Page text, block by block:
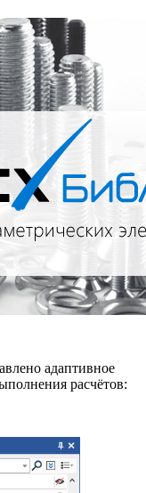
адаптивное
расчётов: